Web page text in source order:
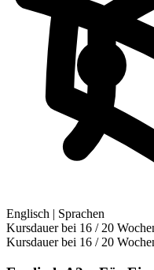
Englisch | Sprachen
Kursdauer bei 16 / 20
Kursdauer bei 16 / 20